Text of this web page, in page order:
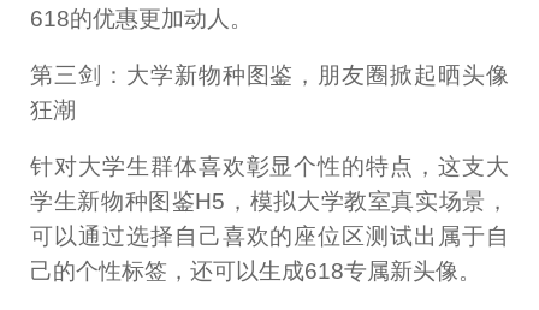
618的优惠更加动人。
第三剑：大学新物种图鉴，朋友圈掀起晒头像
狂潮
针对大学生群体喜欢彰显个性的特点，这支大
学生新物种图鉴H5，模拟大学教室真实场景，
可以通过选择自己喜欢的座位区测试出属于自
己的个性标签，还可以生成618专属新头像。